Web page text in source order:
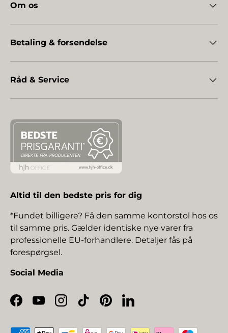
Om os
Betaling & forsendelse
Råd & Service
Altid til den bedste pris for dig
*Fundet billigere? Få den samme kontorstol hos os
til samme pris. Gælder identiske nye varer fra
professionelle EU-forhandlere. Detaljer fås på
forespørgsel.
Social Media
Facebook
YouTubeInstagram
TikTokPinterestLinkedIn